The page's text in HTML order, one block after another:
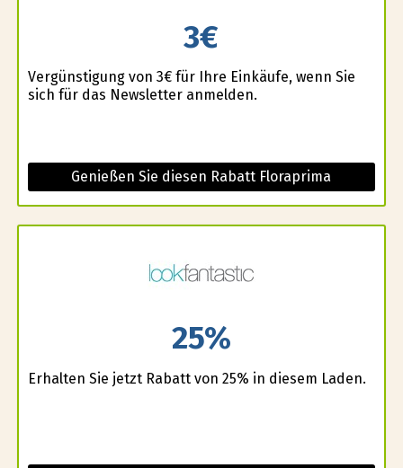
3€
Vergünstigung von 3€ für Ihre Einkäufe, wenn Sie
sich für das Newsletter anmelden.
Genießen Sie diesen Rabatt Floraprima
25%
Erhalten Sie jetzt Rabatt von 25% in diesem Laden.